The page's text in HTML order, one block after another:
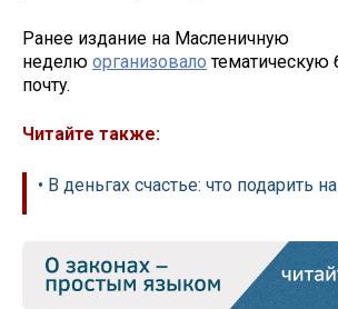
Ранее издание на Масленичную
неделю организовало тематическую
почту.
Читайте также:
• В деньгах счастье: что подарить